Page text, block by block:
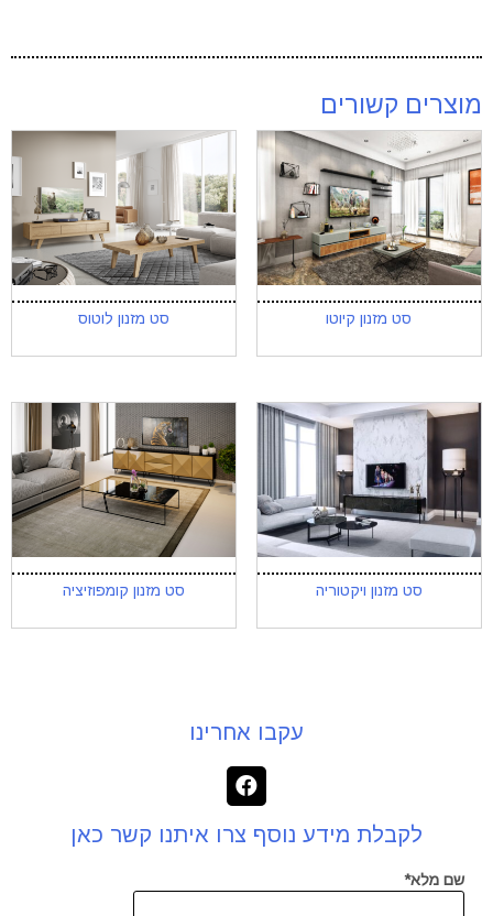
מוצרים קשורים
סט מזנון קיוטו סט מזנון לוטוס
סט מזנון ויקטוריה סט מזנון קומפוזיציה
עקבו אחרינו
לקבלת מידע נוסף צרו איתנו קשר כאן
שם מלא*